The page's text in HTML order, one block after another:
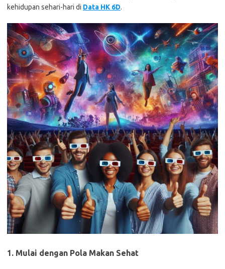
kehidupan sehari-hari di Data HK 6D.
1. Mulai dengan Pola Makan Sehat